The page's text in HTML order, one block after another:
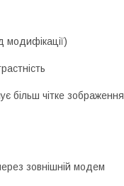
модифікації)
більш чітке зображення
зовнішній модем